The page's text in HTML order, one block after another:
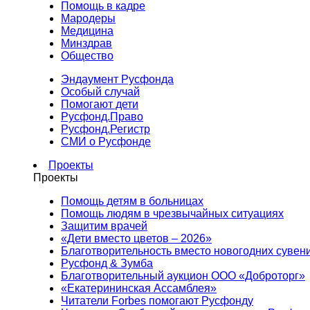
Помощь в кадре
Мародеры
Медицина
Минздрав
Общество
Эндаумент Русфонда
Особый случай
Помогают дети
Русфонд.Право
Русфонд.Регистр
СМИ о Русфонде
Проекты
Проекты
Помощь детям в больницах
Помощь людям в чрезвычайных ситуациях
Защитим врачей
«Дети вместо цветов – 2026»
Благотворительность вместо новогодних
Русфонд & Зумба
Благотворительный аукцион ООО «Доброторг»
«Екатерининская Ассамблея»
Читатели Forbes помогают Русфонду